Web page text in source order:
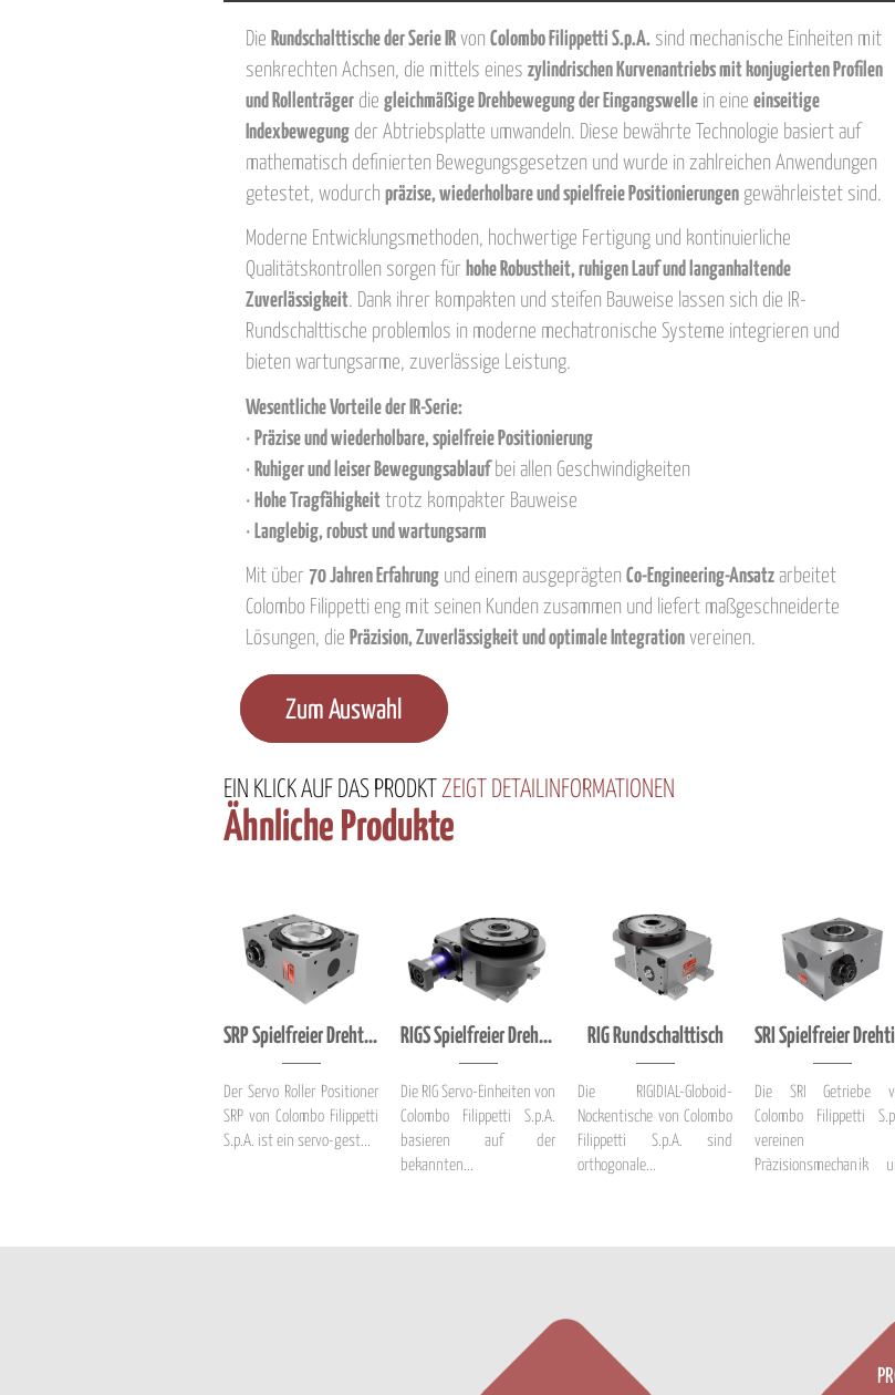
Die Rundschalttische der Serie IR von Colombo Filippetti S.p.A. sind mechanische Einheiten mit
senkrechten Achsen, die mittels eines zylindrischen Kurvenantriebs mit konjugierten Profilen
und Rollenträger die gleichmäßige Drehbewegung der Eingangswelle in eine einseitige
Indexbewegung der Abtriebsplatte umwandeln. Diese bewährte Technologie basiert auf
mathematisch definierten Bewegungsgesetzen und wurde in zahlreichen Anwendungen
getestet, wodurch präzise, wiederholbare und spielfreie Positionierungen gewährleistet sind.
Moderne Entwicklungsmethoden, hochwertige Fertigung und kontinuierliche
Qualitätskontrollen sorgen für hohe Robustheit, ruhigen Lauf und langanhaltende
Zuverlässigkeit. Dank ihrer kompakten und steifen Bauweise lassen sich die IR-
Rundschalttische problemlos in moderne mechatronische Systeme integrieren und
bieten wartungsarme, zuverlässige Leistung.
Wesentliche Vorteile der IR-Serie:
• Präzise und wiederholbare, spielfreie Positionierung
• Ruhiger und leiser Bewegungsablaufbei allen Geschwindigkeiten
• Hohe Tragfähigkeit trotz kompakter Bauweise
• Langlebig, robust und wartungsarm
Mit über 70 Jahren Erfahrung und einem ausgeprägten Co-Engineering-Ansatz arbeitet
Colombo Filippetti eng mit seinen Kunden zusammen und liefert maßgeschneiderte
Lösungen, die Präzision, Zuverlässigkeit und optimale Integration vereinen.
Zum Auswahl
EIN KLICKAUF DAS PRODKT ZEIGT DETAILINFORMATIONEN
Ähnliche Produkte
SRP Spielfreier Drehtisch für Servomotoren- Anwendungen
Der Servo Roller Positioner
SRP von Colombo Filippetti
S.p.A. ist ein servo-gest...
RIGS Spielfreier Drehtisch für Servomotoren- Anwendungen auf Basis des RIG
Die RIG Servo-Einheiten von
Colombo Filippetti S.p.A.
basieren auf der
bekannten...
RIG Rundschalttisch
Die RIGIDIAL-Globoid-
Nockentische von Colombo
Filippetti S.p.A. sind
orthogonale...
Die SRI Getriebe
Colombo Filippetti
vereinen
Präzisionsmechanik